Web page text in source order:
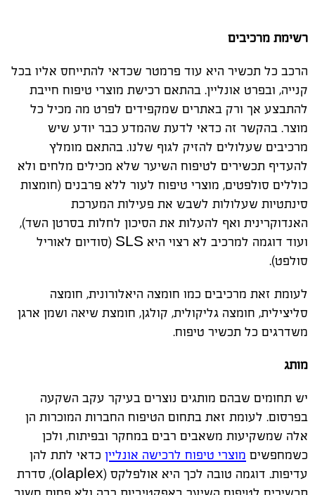
רשימת מרכיבים
הרכב כל תכשיר היא עוד פרמטר שכדאי להתייחס אליו בכל
קנייה, ובפרט אונליין. בהתאם רכישת מוצרי טיפוח חייבת
להתבצע אך ורק באתרים שמקפידים לפרט מה מכיל כל
מוצר. בהקשר זה כדאי לדעת שהמדע כבר יודע שיש
מרכיבים שעלולים להזיק לגוף שלנו. בהתאם מומלץ
להעדיף תכשירים לטיפוח השיער שלא מכילים מלחים ולא
כוללים סולפטים, מוצרי טיפוח לעור ללא פרבנים (חומצות
סינתטיות שעלולות לשבש את פעילות המערכת
האנדוקרינית ואף להעלות את הסיכון לחלות בסרטן השד),
ועוד דוגמה למרכיב לא רצוי היא SLS (סודיום לאוריל
סולפט).
לעומת זאת מרכיבים כמו חומצה היאלורונית, חומצה
סליצילית, חומצה גליקולית, קולגן, חומצת שיאה ושמן ארגן
משדרגים כל תכשיר טיפוח.
מותג
יש תחומים שבהם מותגים נוצרים בעיקר עקב השקעה
בפרסום. לעומת זאת בתחום הטיפוח החברות המוכרות הן
אלה שמשקיעות משאבים רבים במחקר ובפיתוח, ולכן
כשמחפשים מוצרי טיפוח לרכישה אונליין כדאי לתת להן
עדיפות. דוגמה טובה לכך היא אולפלקס (olaplex), סדרת